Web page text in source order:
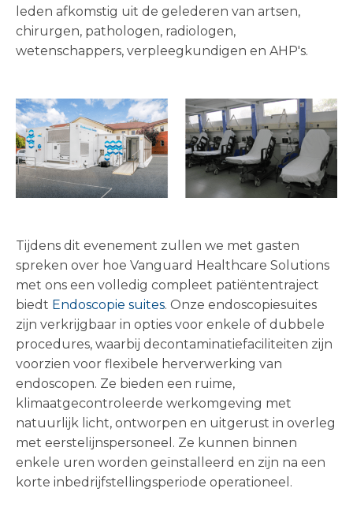
leden afkomstig uit de gelederen van artsen,
chirurgen, pathologen, radiologen,
wetenschappers, verpleegkundigen en AHP's.
Tijdens dit evenement zullen we met gasten
spreken over hoe Vanguard Healthcare Solutions
met ons een volledig compleet patiëntentraject
biedt Endoscopie suites. Onze endoscopiesuites
zijn verkrijgbaar in opties voor enkele of dubbele
procedures, waarbij decontaminatiefaciliteiten zijn
voorzien voor flexibele herverwerking van
endoscopen. Ze bieden een ruime,
klimaatgecontroleerde werkomgeving met
natuurlijk licht, ontworpen en uitgerust in overleg
met eerstelijnspersoneel. Ze kunnen binnen
enkele uren worden geïnstalleerd en zijn na een
korte inbedrijfstellingsperiode operationeel.